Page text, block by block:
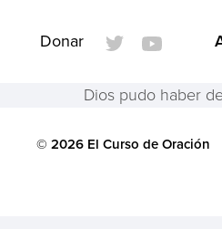
Donar
Dios pudo haber
© 2026 El Curso de Oración